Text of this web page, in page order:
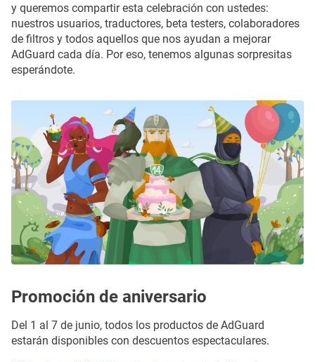
y queremos compartir esta celebración con ustedes:
nuestros usuarios, traductores, beta testers, colaboradores
de filtros y todos aquellos que nos ayudan a mejorar
AdGuard cada día. Por eso, tenemos algunas sorpresitas
esperándote.
Promoción de aniversario
Del 1 al 7 de junio, todos los productos de AdGuard
estarán disponibles con descuentos espectaculares.